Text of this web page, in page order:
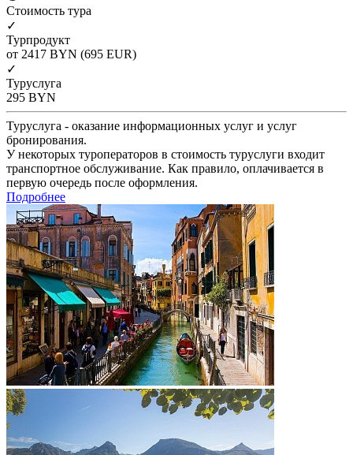
Cтоимость тура
✓
Турпродукт
от 2417 BYN (695 EUR)
✓
Туруслуга
295 BYN
Туруслуга - оказание информационных услуг и услуг
бронирования.
У некоторых туроператоров в стоимость туруслуги входит
транспортное обслуживание. Как правило, оплачивается в
первую очередь после оформления.
Подробнее